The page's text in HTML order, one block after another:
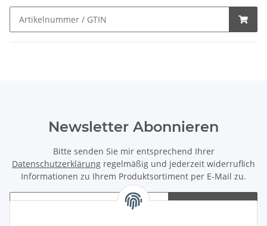
Newsletter Abonnieren
Bitte senden Sie mir entsprechend Ihrer
Datenschutzerklärung regelmäßig und jederzeit widerruflich
Informationen zu Ihrem Produktsortiment per E-Mail zu.
Abonnieren